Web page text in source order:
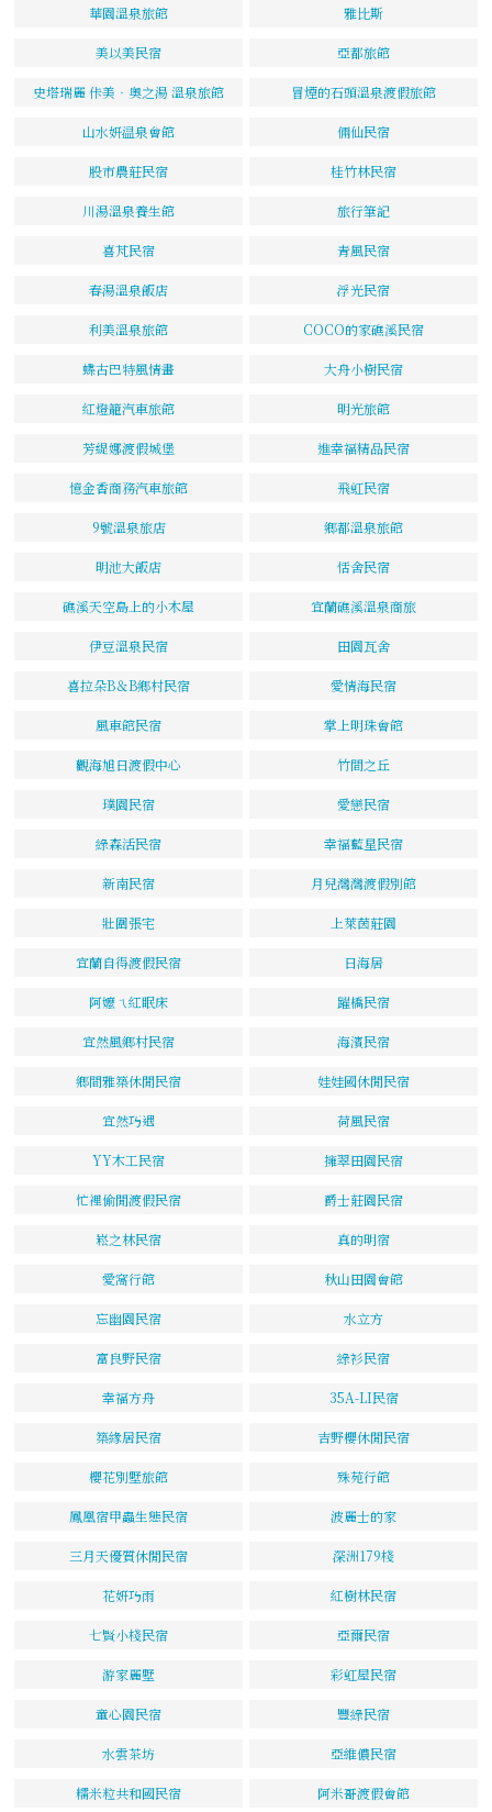
華園溫泉旅館 雅比斯
美以美民宿 亞都旅館
史塔瑞麗 佧美‧奧之湯 溫泉旅館 冒煙的石頭溫泉渡假旅館
山水妍温泉會館 倆仙民宿
股市農莊民宿 桂竹林民宿
川湯溫泉養生館 旅行筆記
喜芃民宿 青風民宿
春湯溫泉飯店 浮光民宿
利美溫泉旅館 COCO的家礁溪民宿
蝶古巴特風情畫 大舟小樹民宿
紅燈籠汽車旅館 明光旅館
芳緹娜渡假城堡 進幸福精品民宿
憶金香商務汽車旅館 飛虹民宿
9號溫泉旅店 鄉都溫泉旅館
明池大飯店 恬舍民宿
礁溪天空島上的小木屋 宜蘭礁溪溫泉商旅
伊豆溫泉民宿 田園瓦舍
喜拉朵B＆B鄉村民宿 愛情海民宿
風車館民宿 掌上明珠會館
觀海旭日渡假中心 竹間之丘
璞園民宿 愛戀民宿
綠森活民宿 幸福藍星民宿
新南民宿 月兒灣灣渡假別館
壯圍張宅 上萊茵莊園
宜蘭自得渡假民宿 日海居
阿嬤ㄟ紅眠床 躍橋民宿
宜然風鄉村民宿 海濱民宿
鄉間雅築休閒民宿 娃娃國休閒民宿
宜然巧遇 荷風民宿
YY木工民宿 擁翠田園民宿
忙裡偷閒渡假民宿 爵士莊園民宿
崧之林民宿 真的明宿
愛窩行館 秋山田園會館
忘幽園民宿 水立方
富良野民宿 綠衫民宿
幸福方舟 35A-LI民宿
築緣居民宿 吉野櫻休閒民宿
櫻花別墅旅館 殊苑行館
鳳凰宿甲蟲生態民宿 波麗士的家
三月天優質休閒民宿 深洲179棧
花姸巧雨 紅樹林民宿
七賢小棧民宿 亞爾民宿
游家麗墅 彩虹屋民宿
童心園民宿 豐綠民宿
水雲茶坊 亞維儂民宿
糯米粒共和國民宿 阿米哥渡假會館